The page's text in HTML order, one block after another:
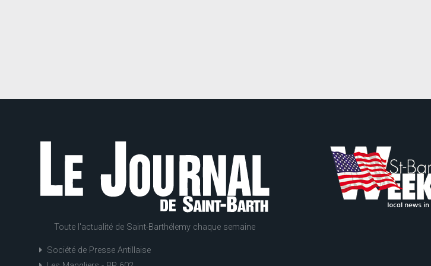
Toute l'actualité de Saint-Barthélemy chaque semaine
Société de Presse Antillaise